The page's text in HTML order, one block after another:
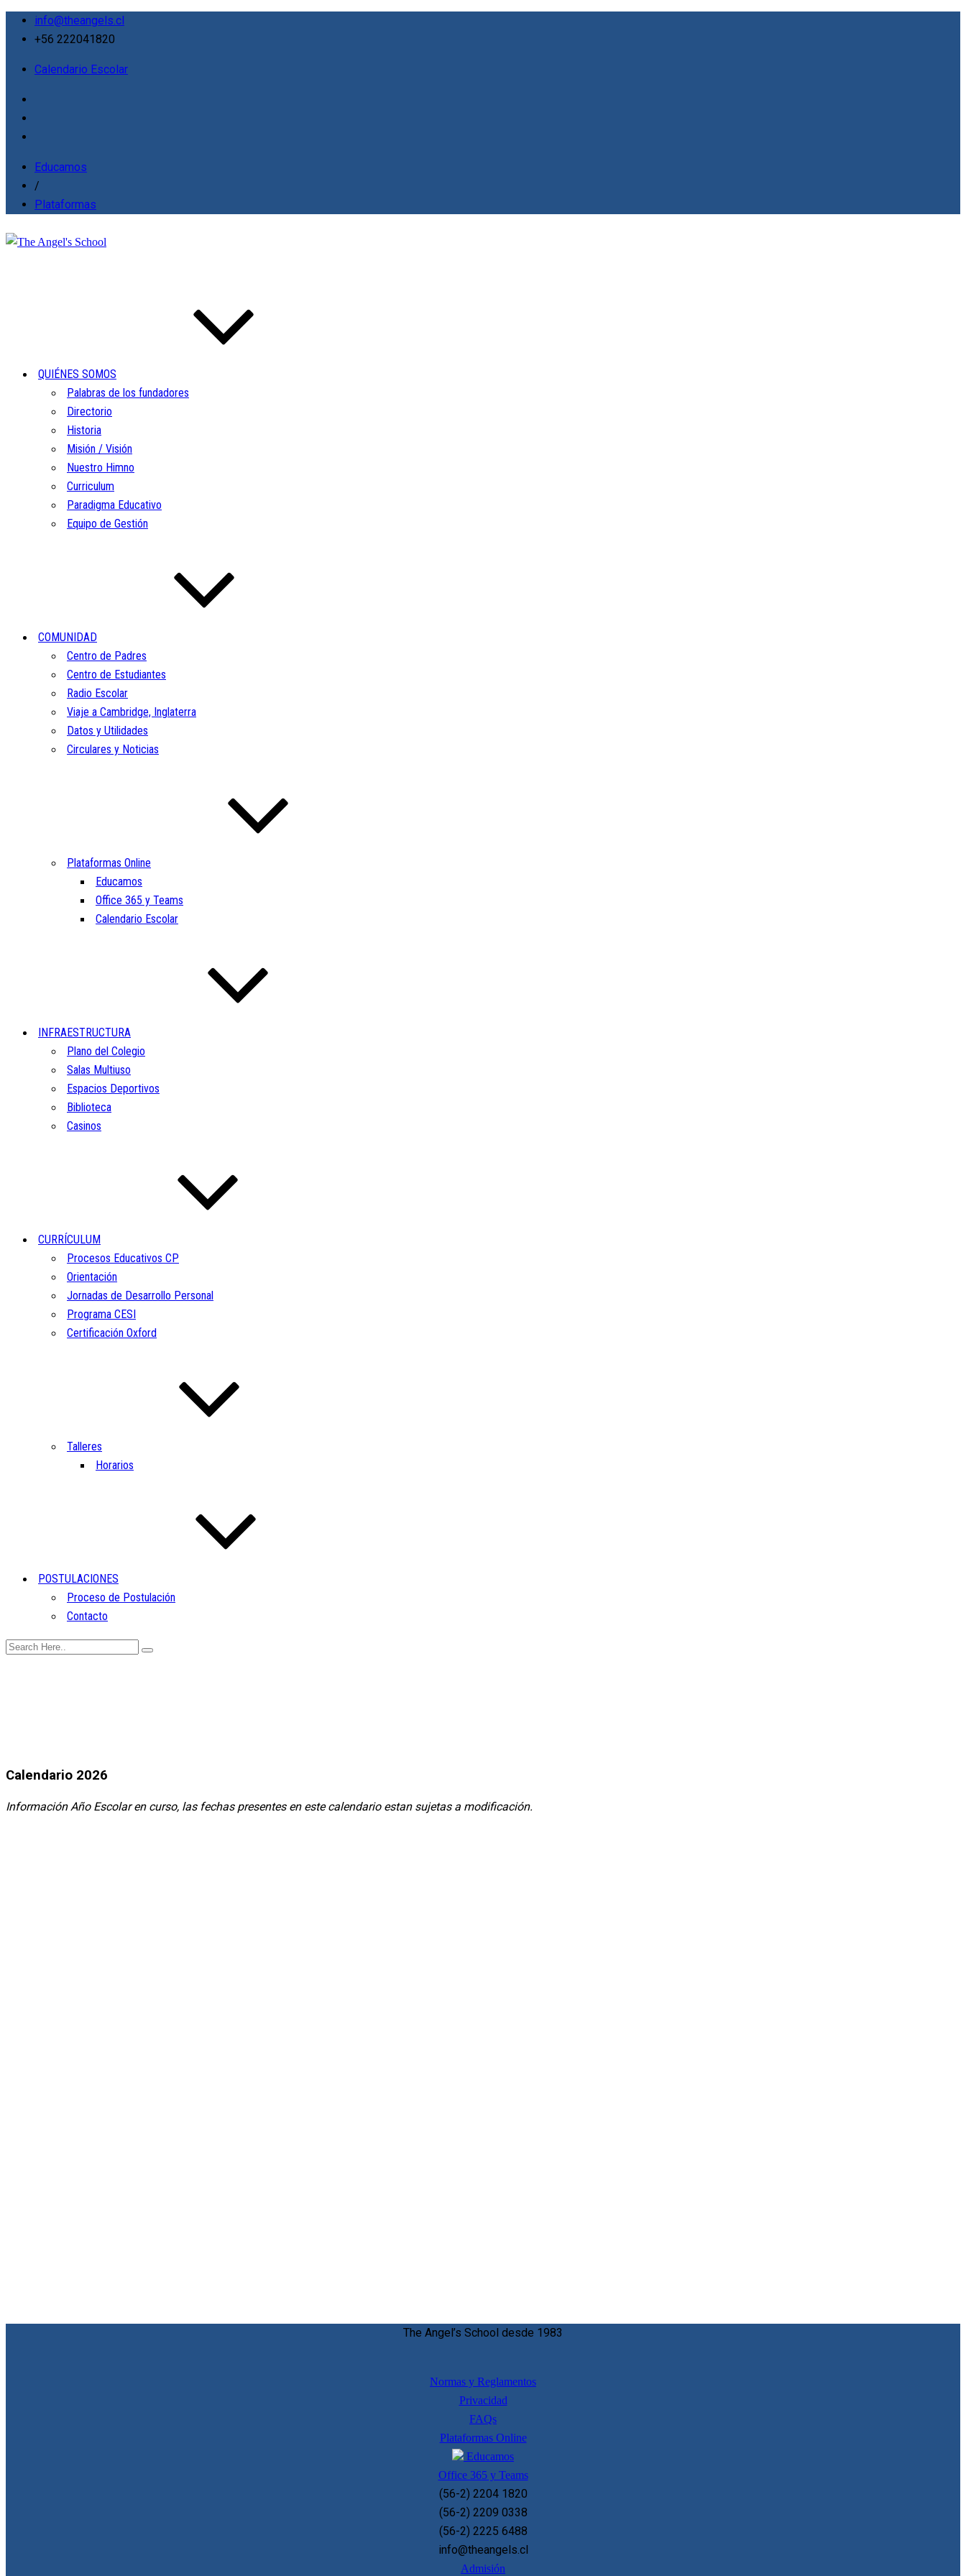
info@theangels.cl
+56 222041820
Calendario Escolar
Educamos
/
Plataformas
QUIÉNES SOMOS
Palabras de los fundadores
Directorio
Historia
Misión / Visión
Nuestro Himno
Curriculum
Paradigma Educativo
Equipo de Gestión
COMUNIDAD
Centro de Padres
Centro de Estudiantes
Radio Escolar
Viaje a Cambridge, Inglaterra
Datos y Utilidades
Circulares y Noticias
Plataformas Online
Educamos
Office 365 y Teams
Calendario Escolar
INFRAESTRUCTURA
Plano del Colegio
Salas Multiuso
Espacios Deportivos
Biblioteca
Casinos
CURRÍCULUM
Procesos Educativos CP
Orientación
Jornadas de Desarrollo Personal
Programa CESI
Certificación Oxford
Talleres
Horarios
POSTULACIONES
Proceso de Postulación
Contacto
Calendario 2026
Información Año Escolar en curso, las fechas presentes en este calendario estan sujetas a modificación.
The Angel’s School desde 1983
Normas y Reglamentos
Privacidad
FAQs
Plataformas Online
Educamos
Office 365 y Teams
(56-2) 2204 1820
(56-2) 2209 0338
(56-2) 2225 6488
info@theangels.cl
Admisión